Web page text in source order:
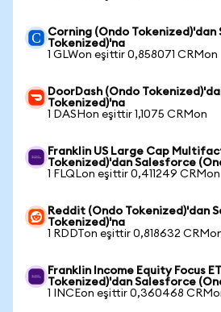
Corning (Ondo
Tokenized)'na
1 GLWon eşittir 0,858071 CRMon
DoorDash (Ondo
Tokenized)'na
1 DASHon eşittir 1,1075 CRMon
Franklin US Large Cap
Tokenized)'dan Salesforce
1 FLQLon eşittir 0,411249 CRMon
Reddit (Ondo Tokenized)'dan
Tokenized)'na
1 RDDTon eşittir 0,818632
Franklin Income Equity Focus
Tokenized)'dan Salesforce
1 INCEon eşittir 0,360468